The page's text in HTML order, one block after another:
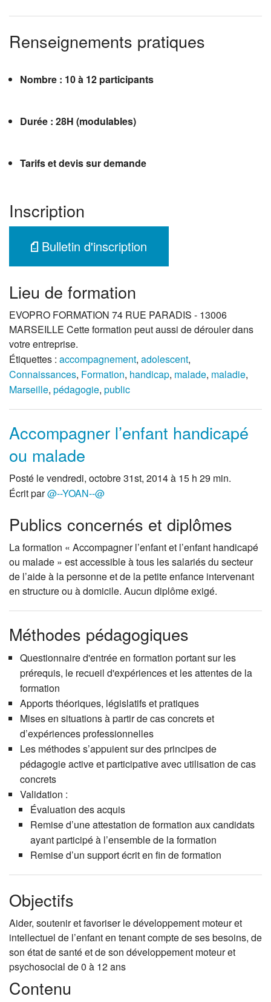
Renseignements pratiques
Nombre : 10 à 12 participants
Durée : 28H (modulables)
Tarifs et devis sur demande
Inscription
Bulletin d'inscription
Lieu de formation
EVOPRO FORMATION 74 RUE PARADIS - 13006
MARSEILLE Cette formation peut aussi de dérouler dans
votre entreprise.
Étiquettes : accompagnement, adolescent,
Connaissances, Formation, handicap, malade, maladie,
Marseille, pédagogie, public
Accompagner l’enfant handicapé
ou malade
Posté le vendredi, octobre 31st, 2014 à 15 h 29 min.
Écrit par@--YOAN--@
Publics concernés et diplômes
La formation « Accompagner l’enfant et l’enfant handicapé
ou malade » est accessible à tous les salariés du secteur
de l’aide à la personne et de la petite enfance intervenant
en structure ou à domicile. Aucun diplôme exigé.
Méthodes pédagogiques
Questionnaire d'entrée en formation portant sur les
prérequis, le recueil d'expériences et les attentes de la
formation
Apports théoriques, législatifs et pratiques
Mises en situations à partir de cas concrets et
d’expériences professionnelles
Les méthodes s’appuient sur des principes de
pédagogie active et participative avec utilisation de cas
concrets
Validation :
Évaluation des acquis
Remise d’une attestation de formation aux candidats
ayant participé à l’ensemble de la formation
Remise d’un support écrit en fin de formation
Objectifs
Aider, soutenir et favoriser le développement moteur et
intellectuel de l’enfant en tenant compte de ses besoins, de
son état de santé et de son développement moteur et
psychosocial de 0 à 12 ans
Contenu